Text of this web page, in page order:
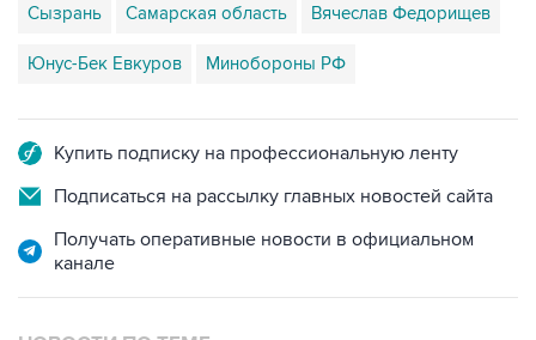
Сызрань Самарская область Вячеслав Федорищев
Юнус-Бек Евкуров Минобороны РФ
Купить подписку на профессиональную ленту
Подписаться на рассылку главных новостей сайта
Получать оперативные новости в официальном
канале